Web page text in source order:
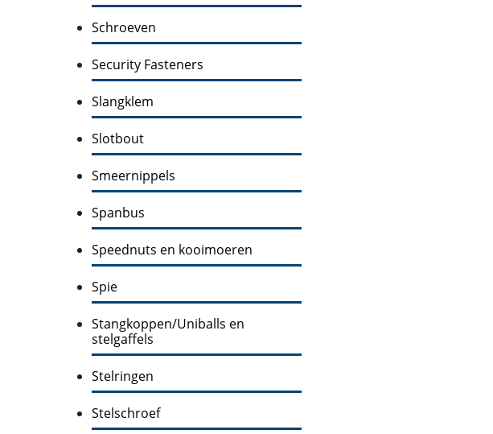
Schroeven
Security Fasteners
Slangklem
Slotbout
Smeernippels
Spanbus
Speednuts en kooimoeren
Spie
Stangkoppen/Uniballs en
stelgaffels
Stelringen
Stelschroef